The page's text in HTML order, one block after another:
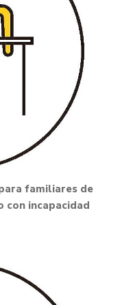
familiares de
con incapacidad